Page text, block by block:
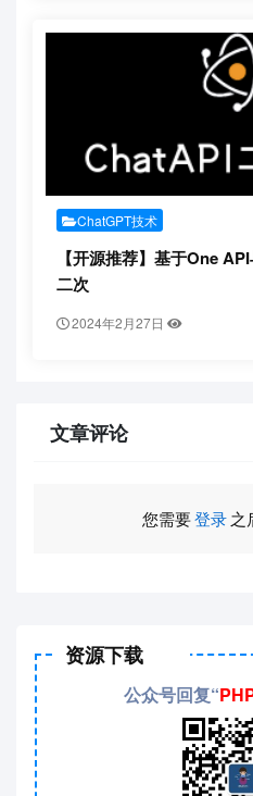
ChatGPT技术
【开源推荐】基于One
二次
2024年2月27日
文章评论
您需要登录之
资源下载
公众号回复“